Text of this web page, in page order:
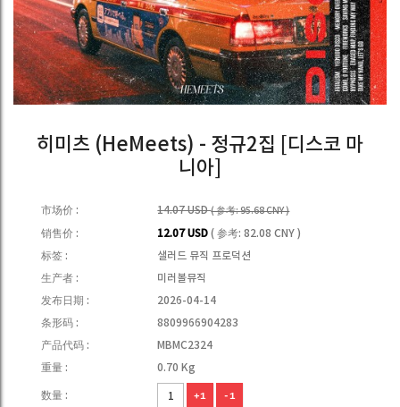
히미츠 (HeMeets) - 정규2집 [디스코 마
니아]
市场价 : 14.07 USD( 参考: 95.68 CNY )
销售价 : 12.07 USD( 参考: 82.08 CNY )
标签 :
샐러드 뮤직 프로덕션
生产者 :
미러볼뮤직
发布日期 :
2026-04-14
条形码 :
8809966904283
产品代码 :
MBMC2324
重量 :
0.70 Kg
数量 : +1 -1